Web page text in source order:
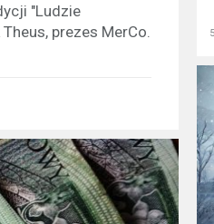
"Ludzie
prezes MerCo.